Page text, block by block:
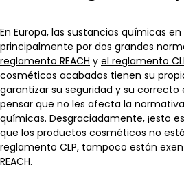
En Europa, las sustancias químicas
principalmente por dos grandes
reglamento REACH y el reglamento
cosméticos acabados tienen su
garantizar su seguridad y su correcto
pensar que no les afecta la
químicas. Desgraciadamente, ¡esto
que los productos cosméticos no
reglamento CLP, tampoco están
REACH.